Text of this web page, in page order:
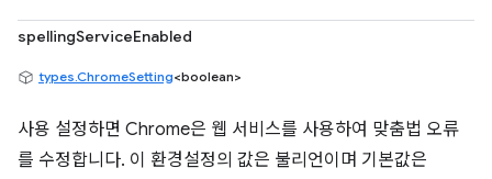
spellingServiceEnabled
types.ChromeSetting<boolean>
사용 설정하면 Chrome은 웹 서비스를 사용하여 맞춤법 오류
를 수정합니다. 이 환경설정의 값은 불리언이며 기본값은